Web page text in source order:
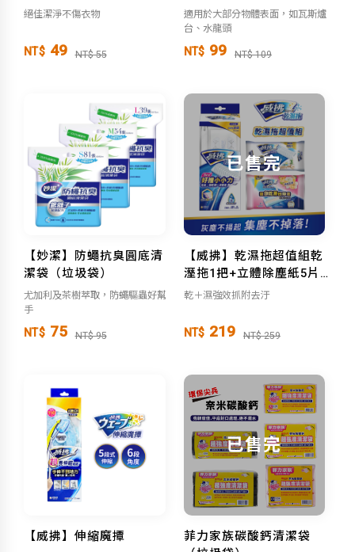
絕佳潔淨不傷衣物
NT$ 49 NT$ 55
適用於大部分物體表面，如瓦斯爐
台、水龍頭
NT$ 99 NT$ 109
【妙潔】防蠅抗臭圓底清
潔袋（垃圾袋）
尤加利及茶樹萃取，防蠅驅蟲好幫
手
NT$ 75 NT$ 95
已售完
【威拂】乾濕拖超值組乾
溼拖1把+立體除塵紙5片/
包+濕拖巾清新花香5片/包
乾＋濕強效抓附去汙
NT$ 219 NT$ 259
【威拂】伸縮魔撢
已售完
菲力家族碳酸鈣清潔袋